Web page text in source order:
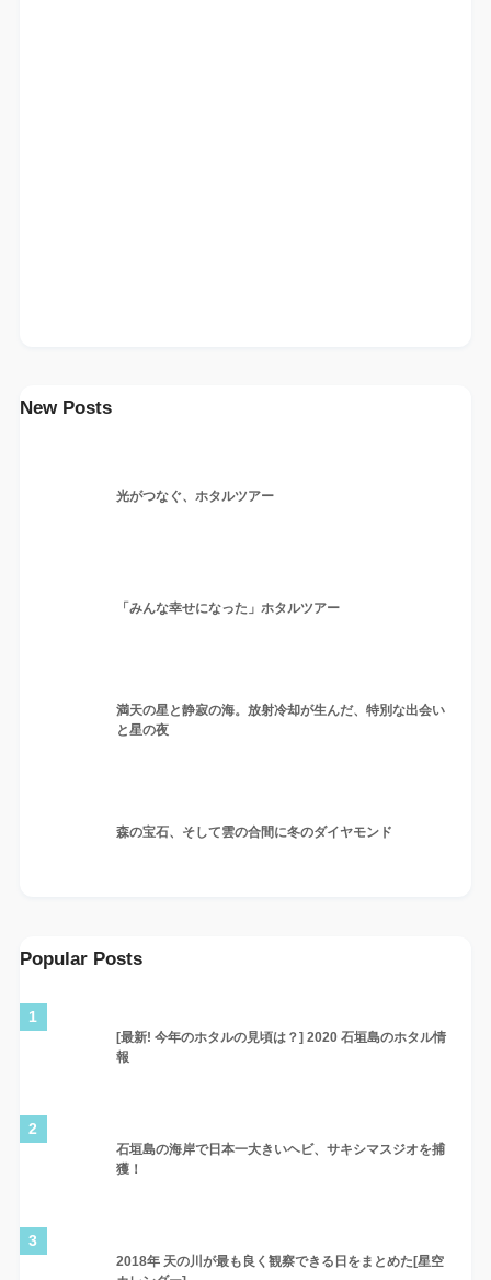
New Posts
光がつなぐ、ホタルツアー
「みんな幸せになった」ホタルツアー
満天の星と静寂の海。放射冷却が生んだ、特別な出会い
と星の夜
森の宝石、そして雲の合間に冬のダイヤモンド
Popular Posts
1
[最新! 今年のホタルの見頃は？] 2020 石垣島のホタル情
報
2
石垣島の海岸で日本一大きいヘビ、サキシマスジオを捕
獲！
3
2018年 天の川が最も良く観察できる日をまとめた[星空